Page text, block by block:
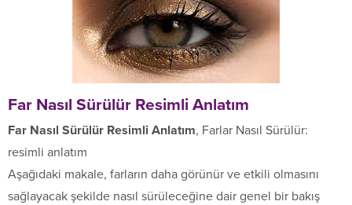
Far Nasıl Sürülür Resimli Anlatım
Far Nasıl Sürülür Resimli Anlatım, Farlar Nasıl Sürülür:
resimli anlatım
Aşağıdaki makale, farların daha görünür ve etkili olmasını
sağlayacak şekilde nasıl sürüleceğine dair genel bir bakış